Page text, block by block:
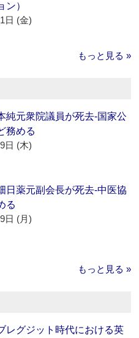
ン）
日 (金)
もっと見る »
純元衆院議員が死去‐国家公
務める
日 (木)
日薬元副会長が死去‐中医協
る
日 (月)
もっと見る »
レグジット時代における英